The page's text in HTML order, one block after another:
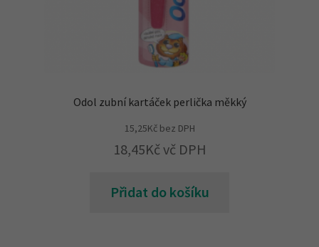
Odol zubní kartáček perlička měkký
15,25Kčbez DPH
18,45Kč vč DPH
Přidat do košíku